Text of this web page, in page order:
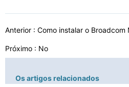
Anterior : Como instalar o
Próximo : No
Os artigos relacionados